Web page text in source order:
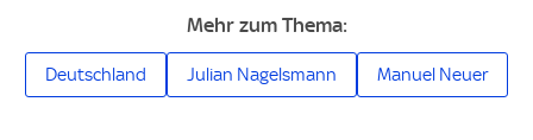
Mehr zum Thema:
Deutschland Julian Nagelsmann Manuel Neuer